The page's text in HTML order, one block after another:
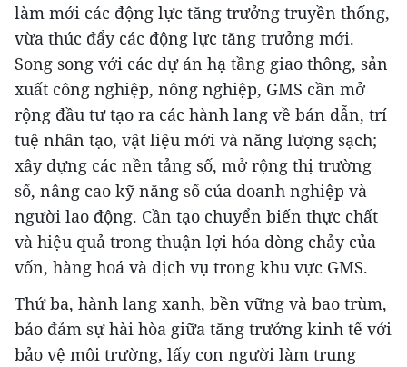
làm mới các động lực tăng trưởng truyền thống,
vừa thúc đẩy các động lực tăng trưởng mới.
Song song với các dự án hạ tầng giao thông, sản
xuất công nghiệp, nông nghiệp, GMS cần mở
rộng đầu tư tạo ra các hành lang về bán dẫn, trí
tuệ nhân tạo, vật liệu mới và năng lượng sạch;
xây dựng các nền tảng số, mở rộng thị trường
số, nâng cao kỹ năng số của doanh nghiệp và
người lao động. Cần tạo chuyển biến thực chất
và hiệu quả trong thuận lợi hóa dòng chảy của
vốn, hàng hoá và dịch vụ trong khu vực GMS.
Thứ ba, hành lang xanh, bền vững và bao trùm,
bảo đảm sự hài hòa giữa tăng trưởng kinh tế với
bảo vệ môi trường, lấy con người làm trung